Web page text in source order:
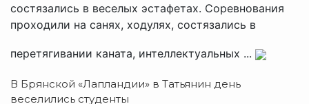
состязались в веселых эстафетах. Соревнования
проходили на санях, ходулях, состязались в
перетягивании каната, интеллектуальных ...
В Брянской «Лапландии» в Татьянин день
веселились студенты